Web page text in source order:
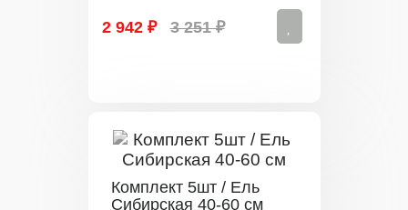
2 942 ₽ 3 251 ₽
Комплект 5шт / Ель
Сибирская 40-60 см